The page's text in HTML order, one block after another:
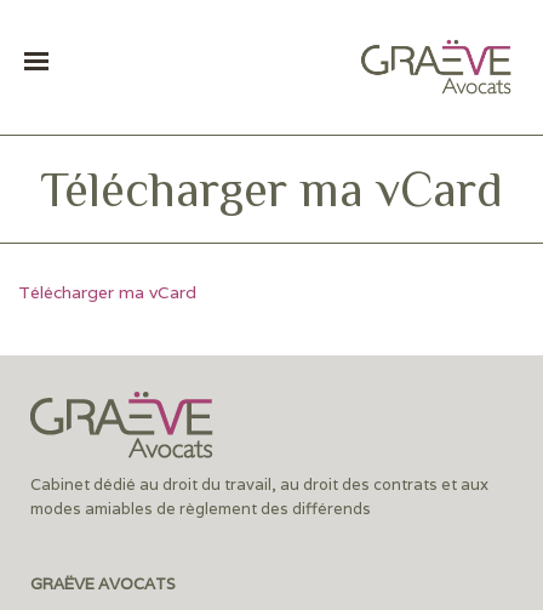
Télécharger ma vCard
Télécharger ma vCard
Cabinet dédié au droit du travail, au droit des contrats et aux
modes amiables de règlement des différends
GRAËVE AVOCATS